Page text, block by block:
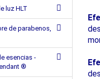
luz HLT
de parabenos,
esencias -
®